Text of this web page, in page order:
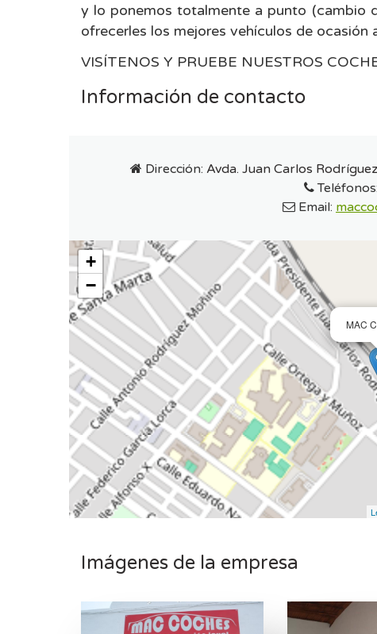
y lo ponemos totalmente a punto (cambio
ofrecerles los mejores vehículos de ocasión
VISÍTENOS Y PRUEBE NUESTROS
Información de contacto
Dirección: Avda. Juan Carlos
Teléfonos:
Email:
MAC
+
−
Imágenes de la empresa